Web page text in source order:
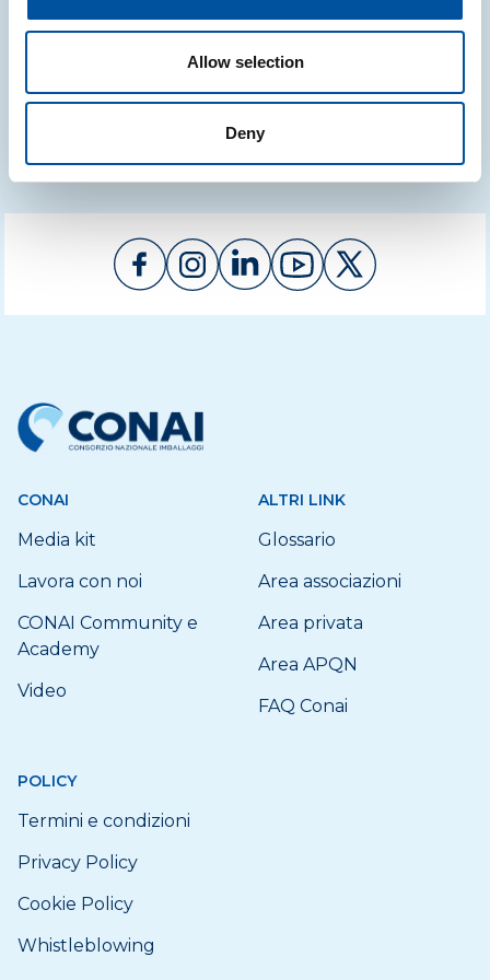
Allow selection
Deny
29.07.2026
Vedi tutte le news
CONAI
Media kit
Lavora con noi
CONAI Community e
Academy
Video
ALTRI LINK
Glossario
Area associazioni
Area privata
Area APQN
FAQ Conai
POLICY
Termini e condizioni
Privacy Policy
Cookie Policy
Whistleblowing